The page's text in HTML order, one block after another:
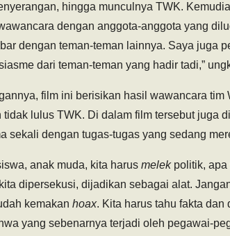
hingga munculnya TWK.
dengan anggota-anggota yang
dengan teman-teman lainnya. Saya juga
dari teman-teman yang hadir tadi,”
film ini berisikan hasil wawancara
tidak lulus TWK. Di dalam film tersebut juga
sekali dengan tugas-tugas yang sedang
anak muda, kita harus melekpolitik, apa
dipersekusi, dijadikan sebagai alat.
kemakan hoax. Kita harus tahu fakta
yang sebenarnya terjadi oleh pegawai-